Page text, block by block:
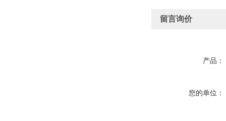
留言询价
产品：
您的单位：